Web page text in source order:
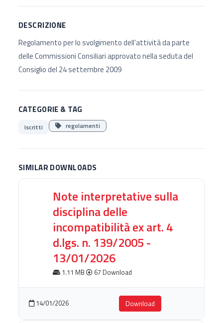
DESCRIZIONE
Regolamento per lo svolgimento dell’attività da parte
delle Commissioni Consiliari approvato nella seduta del
Consiglio del 24 settembre 2009
CATEGORIE & TAG
Iscritti regolamenti
SIMILAR DOWNLOADS
Note interpretative sulla
disciplina delle
incompatibilità ex art. 4
d.lgs. n. 139/2005 -
13/01/2026
1.11 MB 67 Download
14/01/2026 Download